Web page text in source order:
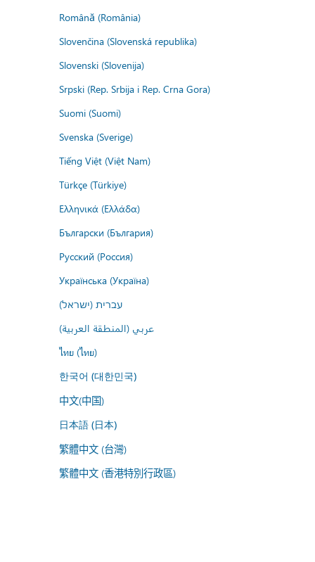
Română (România)
Slovenčina (Slovenská republika)
Slovenski (Slovenija)
Srpski (Rep. Srbija i Rep. Crna Gora)
Suomi (Suomi)
Svenska (Sverige)
Tiếng Việt (Việt Nam)
Türkçe (Türkiye)
Ελληνικά (Ελλάδα)
Български (България)
Русский (Россия)
Українська (Україна)
עברית (ישראל)
عربي (المنطقة العربية)
ไทย (ไทย)
한국어 (대한민국)
中文(中国)
日本語 (日本)
繁體中文 (台灣)
繁體中文 (香港特別行政區)